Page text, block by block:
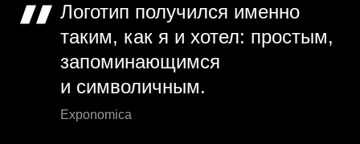
Логотип получился именно
таким, как я и хотел: простым,
запоминающимся
и символичным.
Exponomica